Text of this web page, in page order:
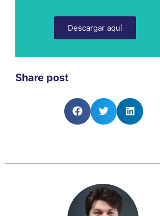
Descargar aquí
Share post